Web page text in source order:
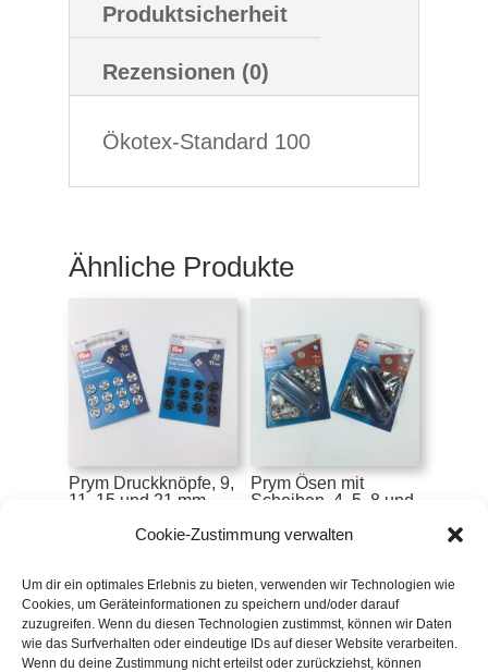
Cookie-Zustimmung verwalten
Um dir ein optimales Erlebnis zu bieten, verwenden wir Technologien wie
Cookies, um Geräteinformationen zu speichern und/oder darauf
zuzugreifen. Wenn du diesen Technologien zustimmst, können wir Daten
wie das Surfverhalten oder eindeutige IDs auf dieser Website verarbeiten.
Wenn du deine Zustimmung nicht erteilst oder zurückziehst, können
Produktsicherheit
Rezensionen (0)
Ökotex-Standard 100
Ähnliche Produkte
Prym Druckknöpfe, 9,
11, 15 und 21 mm
€4,50
inkl. MwSt.
Zur Wunschliste
Prym Ösen mit
Scheiben, 4, 5, 8 und
€9,50–€11,10
inkl. MwSt.
Zur Wunschliste